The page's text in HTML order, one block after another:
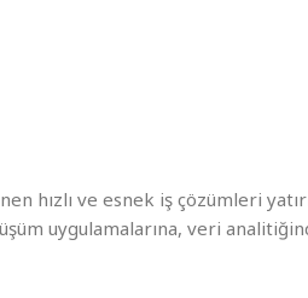
ve esnek iş çözümleri
uygulamalarına, veri